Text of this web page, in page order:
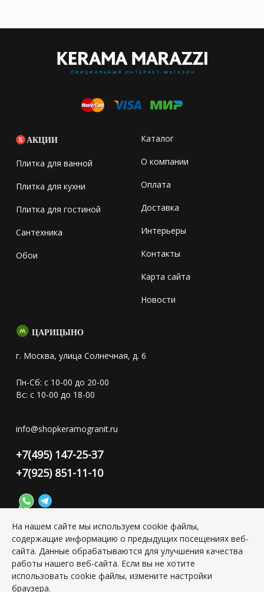
АКЦИИ
Плитка для ванной
Плитка для кухни
Плитка для гостиной
Сантехника
Обои
Каталог
О компании
Оплата
Доставка
Интерьеры
Контакты
Карта сайта
Новости
ЦАРИЦЫНО
г. Москва, улица Солнечная, д. 6
Пн-Сб: с 10-00 до 20-00
Вс: с 10-00 до 18-00
info@shopkeramogranit.ru
+7(495) 147-25-37
+7(925) 851-11-10
Конфиденциальность персональной информации
Copyright © 2026 ИП Григорьян Юлия Сергеевна, ИНН:
501703338416
На нашем сайте мы используем cookie файлы,
содержащие информацию о предыдущих посещениях веб-
сайта. Данные обрабатываются для улучшения качества
работы нашего веб-сайта. Если вы не хотите
использовать cookie файлы, измените настройки
браузера.